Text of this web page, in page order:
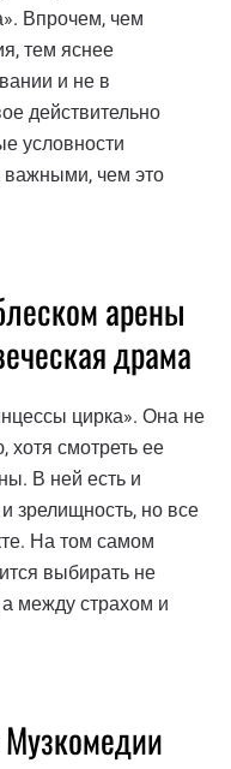
Впрочем, чем
тем яснее
и не в
действительно
условности
важными, чем это
арены
драма
цирка». Она не
хотя смотреть ее
В ней есть и
зрелищность, но все
На том самом
выбирать не
между страхом и
Музкомедии